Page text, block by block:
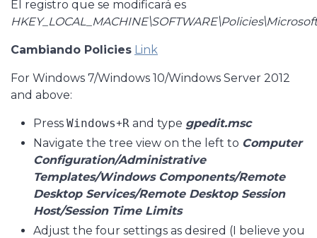
El registro que se modificará es
Cambiando Policies Link
For Windows 7/Windows 10/Windows Server 2012
and above:
Press Windows+R and type gpedit.msc
Navigate the tree view on the left to Computer
Configuration/Administrative
Templates/Windows Components/Remote
Desktop Services/Remote Desktop Session
Host/Session Time Limits
Adjust the four settings as desired (I believe you